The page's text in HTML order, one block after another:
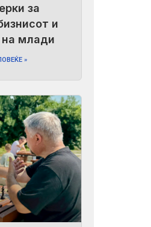
за
и
млади
»